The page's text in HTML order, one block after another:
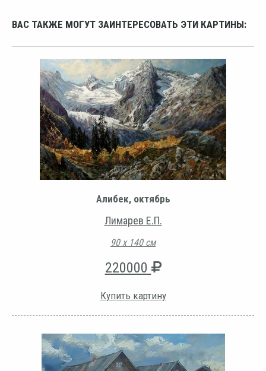
ВАС ТАКЖЕ МОГУТ ЗАИНТЕРЕСОВАТЬ ЭТИ КАРТИНЫ:
Алибек, октябрь
Лимарев Е.П.
90 х 140 см
220000
Купить картину